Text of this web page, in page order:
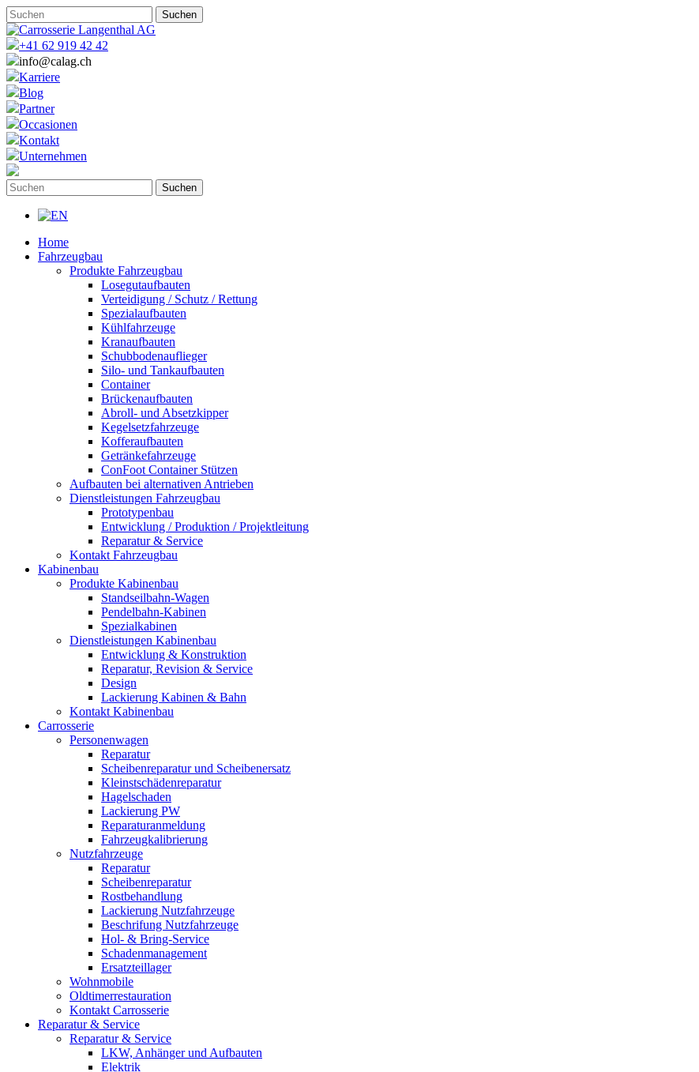
+41 62 919 42 42
info@calag.ch
Karriere
Blog
Partner
Occasionen
Kontakt
Unternehmen
Home
Fahrzeugbau
Produkte Fahrzeugbau
Losegutaufbauten
Verteidigung / Schutz / Rettung
Spezialaufbauten
Kühlfahrzeuge
Kranaufbauten
Schubbodenauflieger
Silo- und Tankaufbauten
Container
Brückenaufbauten
Abroll- und Absetzkipper
Kegelsetzfahrzeuge
Kofferaufbauten
Getränkefahrzeuge
ConFoot Container Stützen
Aufbauten bei alternativen Antrieben
Dienstleistungen Fahrzeugbau
Prototypenbau
Entwicklung / Produktion / Projektleitung
Reparatur & Service
Kontakt Fahrzeugbau
Kabinenbau
Produkte Kabinenbau
Standseilbahn-Wagen
Pendelbahn-Kabinen
Spezialkabinen
Dienstleistungen Kabinenbau
Entwicklung & Konstruktion
Reparatur, Revision & Service
Design
Lackierung Kabinen & Bahn
Kontakt Kabinenbau
Carrosserie
Personenwagen
Reparatur
Scheibenreparatur und Scheibenersatz
Kleinstschädenreparatur
Hagelschaden
Lackierung PW
Reparaturanmeldung
Fahrzeugkalibrierung
Nutzfahrzeuge
Reparatur
Scheibenreparatur
Rostbehandlung
Lackierung Nutzfahrzeuge
Beschrifung Nutzfahrzeuge
Hol- & Bring-Service
Schadenmanagement
Ersatzteillager
Wohnmobile
Oldtimerrestauration
Kontakt Carrosserie
Reparatur & Service
Reparatur & Service
LKW, Anhänger und Aufbauten
Elektrik